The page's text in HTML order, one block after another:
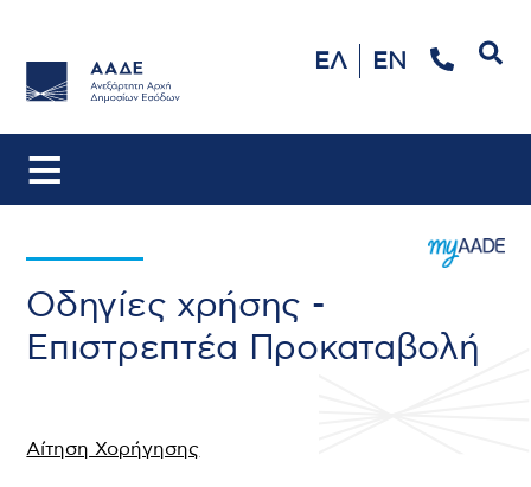
ΕΛ EN
Οδηγίες χρήσης -
Επιστρεπτέα Προκαταβολή
Αίτηση Χορήγησης